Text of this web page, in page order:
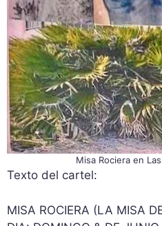
Misa Rociera en
Texto del cartel:
MISA ROCIERA (LA MISA